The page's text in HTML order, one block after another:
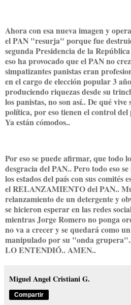
Ahora con esa nueva imagen y
el PAN "resurja" porque fue
segunda Presidencia de la
eso ha provocado que el PAN no
simpatizantes panistas eran
en el cargo de elección popular 3
produciendo riquezas desde su
los panistas, no son así.. De qué
política, por eso tienen el control
Ya están cómodos..
Por eso se puede afirmar, que todo
desgracia del PAN.. Pero todo eso
los estados del país con sus comités
el RELANZAMIENTO del PAN..
relanzamiento de un detergente y
se hicieron esperar en las redes
mientras Jorge Romero no ponga
no va a crecer y se quedará como
manipulado por su "onda
LO ENTENDIÓ.. AMEN..
Miguel Angel Cristiani G.
Compartir